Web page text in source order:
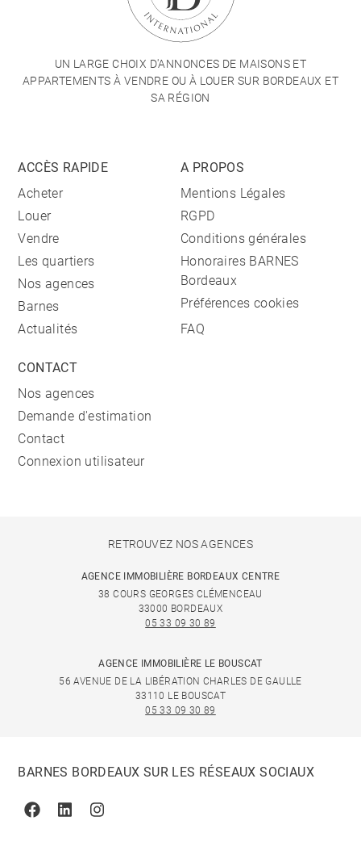
UN LARGE CHOIX D'ANNONCES DE MAISONS ET
APPARTEMENTS À VENDRE OU À LOUER SUR BORDEAUX ET
SA RÉGION
ACCÈS RAPIDE
Acheter
Louer
Vendre
Les quartiers
Nos agences
Barnes
Actualités
A PROPOS
Mentions Légales
RGPD
Conditions générales
Honoraires BARNES
Bordeaux
Préférences cookies
FAQ
CONTACT
Nos agences
Demande d'estimation
Contact
Connexion utilisateur
RETROUVEZ NOS AGENCES
AGENCE IMMOBILIÈRE BORDEAUX CENTRE
38 COURS GEORGES CLÉMENCEAU
33000 BORDEAUX
05 33 09 30 89
AGENCE IMMOBILIÈRE LE BOUSCAT
56 AVENUE DE LA LIBÉRATION CHARLES DE GAULLE
33110 LE BOUSCAT
05 33 09 30 89
BARNES BORDEAUX SUR LES RÉSEAUX SOCIAUX
FacebookLinkedinInstagram